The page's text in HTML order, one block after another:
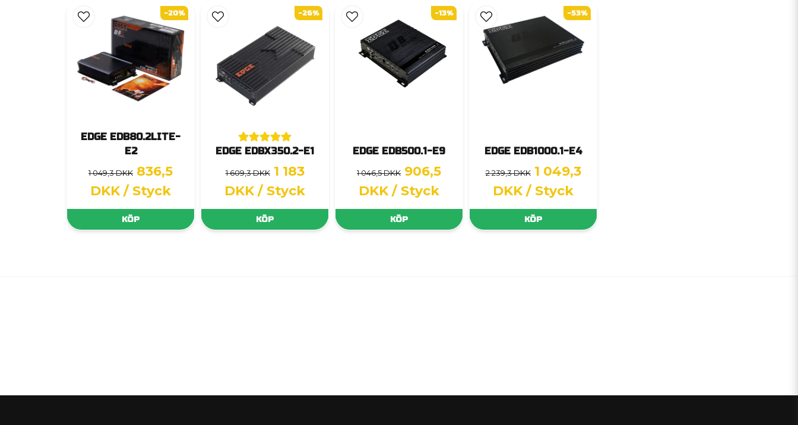
EDGE EDB80.2LITE-
E2
1 049,3 DKK 836,5
DKK / Styck
KÖP
-20%
EDGE EDBX350.2-E1
1 609,3 DKK 1 183
DKK / Styck
KÖP
-26%
EDGE EDB500.1-E9
1 046,5 DKK 906,5
DKK / Styck
KÖP
-13%
EDGE EDB1000.1-E4
2 239,3 DKK 1 049,3
DKK / Styck
KÖP
-53%